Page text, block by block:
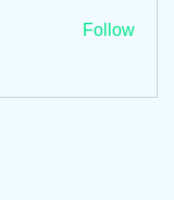
Follow